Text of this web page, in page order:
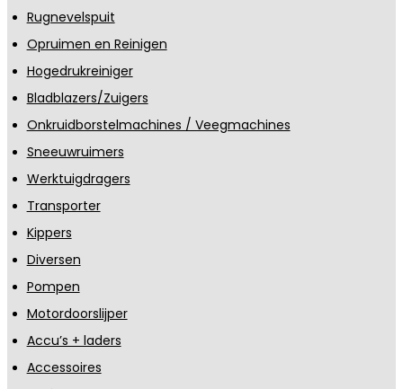
Rugnevelspuit
Opruimen en Reinigen
Hogedrukreiniger
Bladblazers/Zuigers
Onkruidborstelmachines / Veegmachines
Sneeuwruimers
Werktuigdragers
Transporter
Kippers
Diversen
Pompen
Motordoorslijper
Accu’s + laders
Accessoires